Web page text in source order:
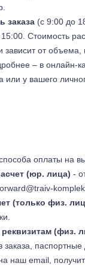
заказа (с 9:00 до
Стоимость
зависит от объема,
– в онлайн-
или у вашего
оплаты на
(юр. лица) -
(только физ.
(физ.
заказа,
наш email,